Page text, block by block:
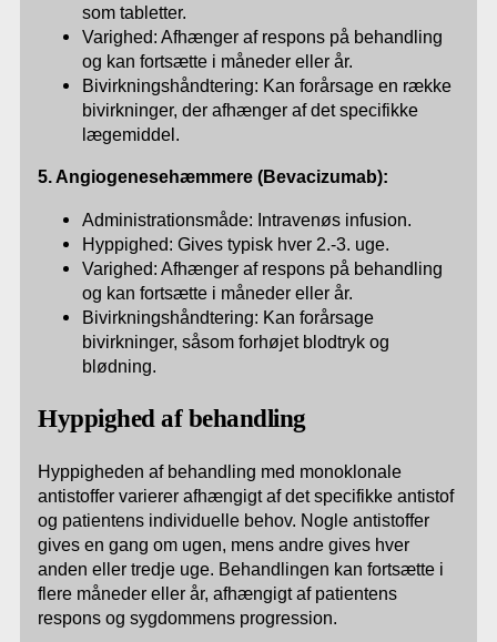
som tabletter.
Varighed: Afhænger af respons på behandling
og kan fortsætte i måneder eller år.
Bivirkningshåndtering: Kan forårsage en række
bivirkninger, der afhænger af det specifikke
lægemiddel.
5. Angiogenesehæmmere (Bevacizumab):
Administrationsmåde: Intravenøs infusion.
Hyppighed: Gives typisk hver 2.-3. uge.
Varighed: Afhænger af respons på behandling
og kan fortsætte i måneder eller år.
Bivirkningshåndtering: Kan forårsage
bivirkninger, såsom forhøjet blodtryk og
blødning.
Hyppighed af behandling
Hyppigheden af behandling med monoklonale
antistoffer varierer afhængigt af det specifikke antistof
og patientens individuelle behov. Nogle antistoffer
gives en gang om ugen, mens andre gives hver
anden eller tredje uge. Behandlingen kan fortsætte i
flere måneder eller år, afhængigt af patientens
respons og sygdommens progression.